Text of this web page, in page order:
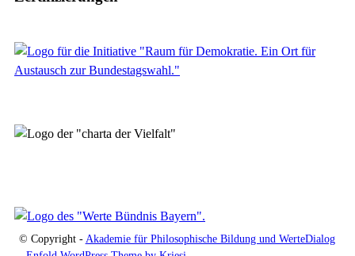
© Copyright - Akademie für Philosophische Bildung und WerteDialog